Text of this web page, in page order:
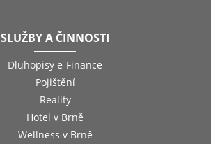
SLUŽBY A ČINNOSTI
Dluhopisy e-Finance
Pojištění
Reality
Hotel v Brně
Wellness v Brně